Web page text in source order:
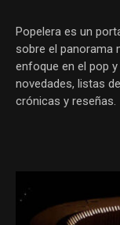
Popelera es un
sobre el panorama
enfoque en el pop
novedades, listas
crónicas y reseñas.